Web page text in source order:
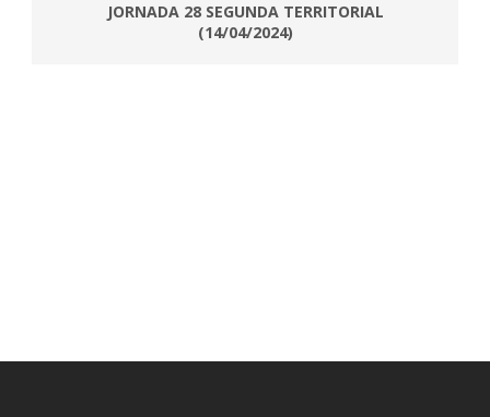
JORNADA 28 SEGUNDA TERRITORIAL
(14/04/2024)